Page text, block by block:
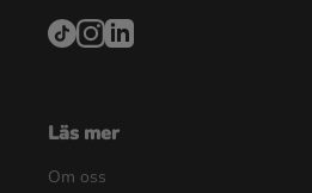
Läs mer
Om oss